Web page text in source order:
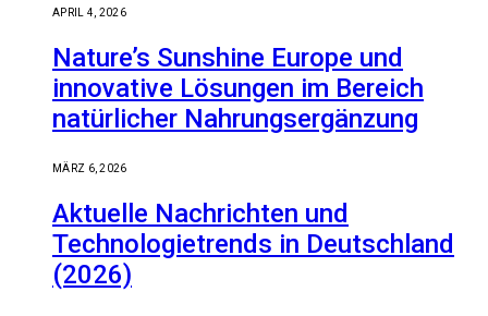
APRIL 4, 2026
Nature’s Sunshine Europe und
innovative Lösungen im Bereich
natürlicher Nahrungsergänzung
MÄRZ 6, 2026
Aktuelle Nachrichten und
Technologietrends in Deutschland
(2026)